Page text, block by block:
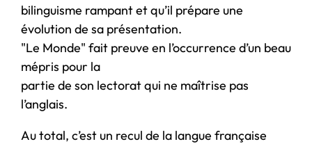
bilinguisme rampant et qu’il prépare une
évolution de sa présentation.
"Le Monde" fait preuve en l’occurrence d’un beau
mépris pour la
partie de son lectorat qui ne maîtrise pas
l’anglais.
Au total, c’est un recul de la langue française